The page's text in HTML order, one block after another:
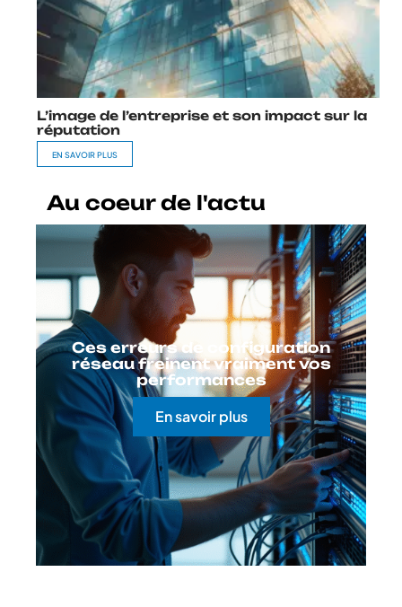
L’image de l’entreprise et son impact sur la
réputation
EN SAVOIR PLUS
Au coeur de l'actu
Ces erreurs de configuration
réseau freinent vraiment vos
performances
En savoir plus